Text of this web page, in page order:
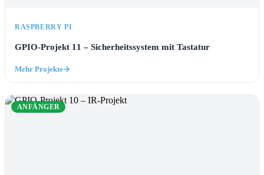
RASPBERRY PI
GPIO-Projekt 11 – Sicherheitssystem mit Tastatur
Mehr Projekte
ANFÄNGER